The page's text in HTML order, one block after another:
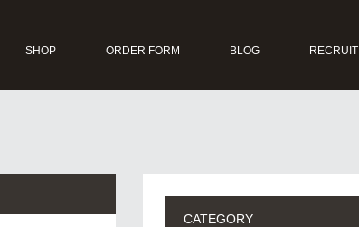
SHOP ORDER FORM BLOG RECRUIT
CATEGORY